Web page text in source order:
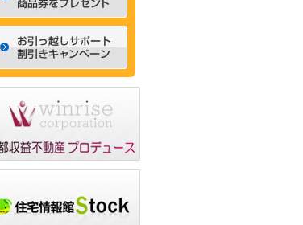
☆京都市左京区賃貸おし
ゃれなデザイナーズマン
ション☆
☆京都市左京区賃貸お得
な1ＬＤＫ物件☆
2015/05/28
☆京都市東山区賃貸お得
2015/05/26